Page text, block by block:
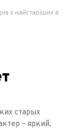
з найстаріших в
старых
– яркий,